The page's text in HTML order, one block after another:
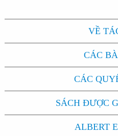
VỀ
CÁC
CÁC
SÁCH ĐƯỢC
ALBERT